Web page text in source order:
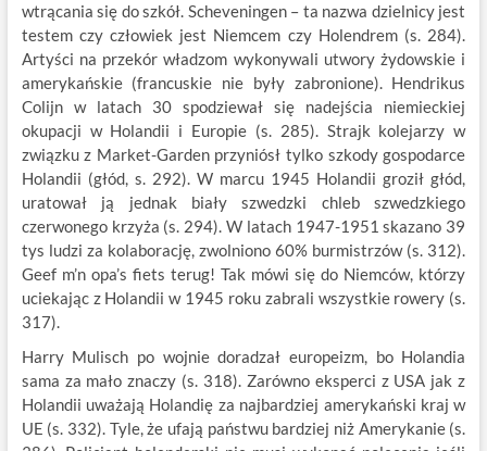
wtrącania się do szkół. Scheveningen – ta nazwa dzielnicy jest
testem czy człowiek jest Niemcem czy Holendrem (s. 284).
Artyści na przekór władzom wykonywali utwory żydowskie i
amerykańskie (francuskie nie były zabronione). Hendrikus
Colijn w latach 30 spodziewał się nadejścia niemieckiej
okupacji w Holandii i Europie (s. 285). Strajk kolejarzy w
związku z Market-Garden przyniósł tylko szkody gospodarce
Holandii (głód, s. 292). W marcu 1945 Holandii groził głód,
uratował ją jednak biały szwedzki chleb szwedzkiego
czerwonego krzyża (s. 294). W latach 1947-1951 skazano 39
tys ludzi za kolaborację, zwolniono 60% burmistrzów (s. 312).
Geef m’n opa’s fiets terug! Tak mówi się do Niemców, którzy
uciekając z Holandii w 1945 roku zabrali wszystkie rowery (s.
317).
Harry Mulisch po wojnie doradzał europeizm, bo Holandia
sama za mało znaczy (s. 318). Zarówno eksperci z USA jak z
Holandii uważają Holandię za najbardziej amerykański kraj w
UE (s. 332). Tyle, że ufają państwu bardziej niż Amerykanie (s.